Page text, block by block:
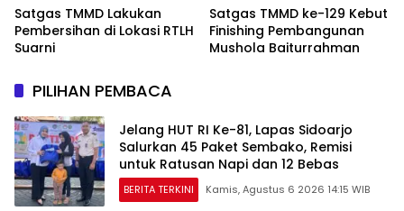
Satgas TMMD Lakukan
Pembersihan di Lokasi RTLH
Suarni
Satgas TMMD ke-129 Kebut
Finishing Pembangunan
Mushola Baiturrahman
PILIHAN PEMBACA
Jelang HUT RI Ke-81, Lapas Sidoarjo
Salurkan 45 Paket Sembako, Remisi
untuk Ratusan Napi dan 12 Bebas
BERITA TERKINI Kamis, Agustus 6 2026 14:15 WIB